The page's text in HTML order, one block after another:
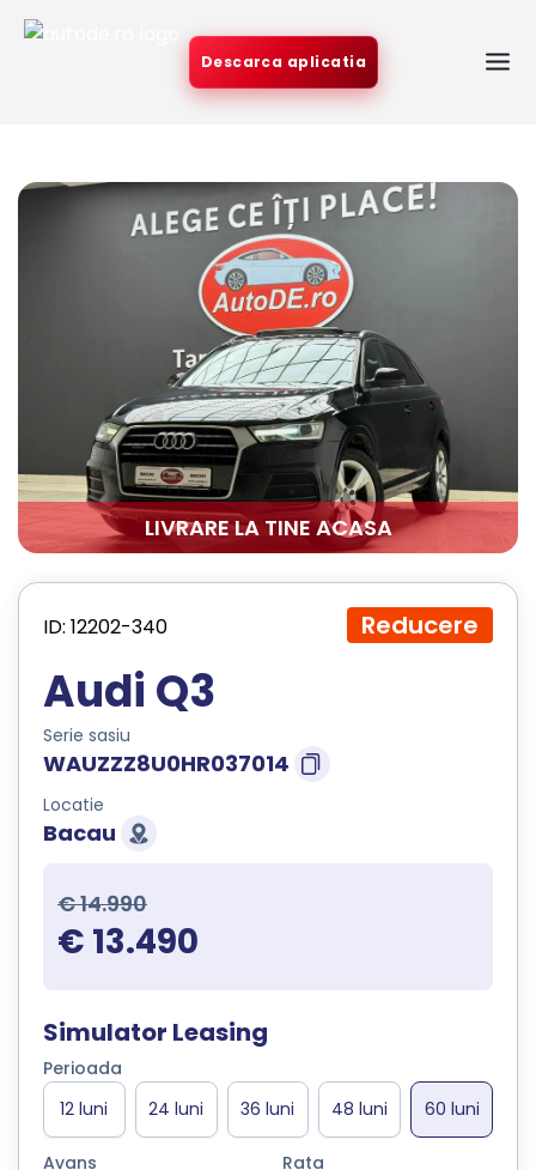
Descarca aplicatia
LIVRARE LA TINE ACASA
ID: 12202-340 Reducere
Audi Q3
Serie sasiu
WAUZZZ8U0HR037014
Locatie
Bacau
€ 14.990
€ 13.490
Simulator Leasing
Perioada
Avans Rata